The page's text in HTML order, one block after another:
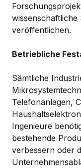
wissenschaftliche
veröffentlichen.
Betriebliche
Sämtliche
Telefonanlagen,
Ingenieure
bestehende
verbessern oder